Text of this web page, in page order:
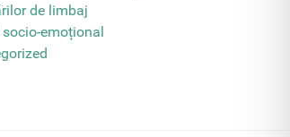
de limbaj
emoțional